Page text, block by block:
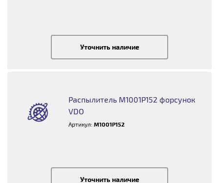
Уточнить наличие
Распылитель M1001P152 форсунок
VDO
Артикул:M1001P152
Уточнить наличие